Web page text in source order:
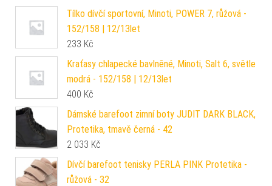
Tílko dívčí sportovní, Minoti, POWER 7, růžová -
152/158 | 12/13let
233 Kč
Kraťasy chlapecké bavlněné, Minoti, Salt 6, světle
modrá - 152/158 | 12/13let
400 Kč
Dámské barefoot zimní boty JUDIT DARK BLACK,
Protetika, tmavě černá - 42
2 033 Kč
Dívčí barefoot tenisky PERLA PINK Protetika -
růžová - 32